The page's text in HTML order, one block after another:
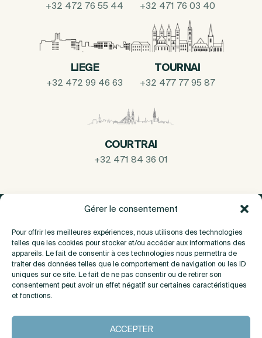
Gérer le consentement
Pour offrir les meilleures expériences, nous utilisons des technologies
telles que les cookies pour stocker et/ou accéder aux informations des
appareils. Le fait de consentir à ces technologies nous permettra de
traiter des données telles que le comportement de navigation ou les ID
uniques sur ce site. Le fait de ne pas consentir ou de retirer son
consentement peut avoir un effet négatif sur certaines caractéristiques
et fonctions.
ACCEPTER
+32 472 76 55 44 +32 471 76 03 40
LIEGE
+32 472 99 46 63
TOURNAI
+32 477 77 95 87
COURTRAI
+32 471 84 36 01
A propos